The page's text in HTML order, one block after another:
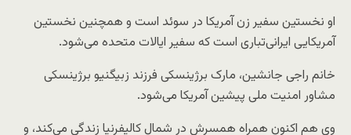
او نخستین سفیر زن آمریکا در سوئد است و همچنین نخستین
آمریکایی ایرانی‌تباری است که سفیر ایالات متحده می‌شود.
خانم راجی جانشین، مارک برژینسکی فرزند زبیگنیو برژینسکی
مشاور امنیت ملی پیشین آمریکا می‌شود.
وی هم اکنون همراه همسرش در شمال کالیفرنیا زندگی می‌کند، و